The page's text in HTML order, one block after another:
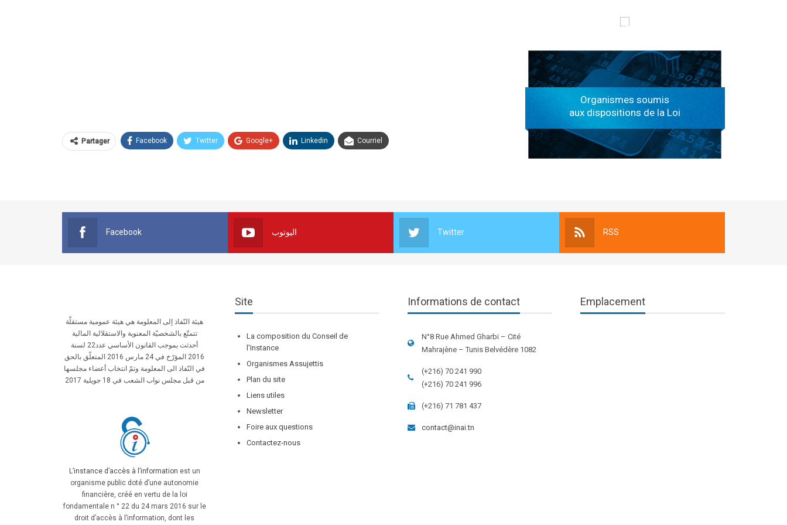
Partager Facebook Twitter Google+ Linkedin Courriel
الهياكل الخاضعة لقانون النفاذ إلى المعلومة
Organismes soumis
aux dispositions de la Loi
Facebook اليوتوب Twitter RSS
هيئة النّفاذ إلى المعلومة هي هيئة عمومية مستقلّة
تتمتّع بالشخصيّة المعنوية والاستقلالية المالية
أحدثت بموجب القانون الأساسي عدد22 لسنة
2016 المؤرّخ في 24 مارس 2016 المتعلّق بالحق
في النّفاذ الى المعلومة وتمّ انتخاب أعضاء مجلسها
من قبل مجلس نواب الشعب في 18 جويلية 2017
L’instance d’accès à l’information est un
organisme public doté d’une autonomie
financière, créé en vertu de la loi
fondamentale n ° 22 du 24 mars 2016 sur le
droit d’accès à l’information, dont les
Site
La composition du Conseil de
l’Instance
Organismes Assujettis
Plan du site
Liens utiles
Newsletter
Foire aux questions
Contactez-nous
Informations de contact
N°8 Rue Ahmed Gharbi – Cité
Mahrajène – Tunis Belvédère 1082
(+216) 70 241 990
(+216) 70 241 996
(+216) 71 781 437
contact@inai.tn
Emplacement